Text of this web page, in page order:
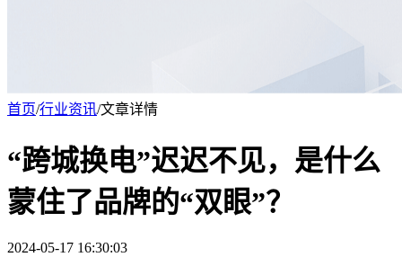
首页/行业资讯/文章详情
“跨城换电”迟迟不见，是什么
蒙住了品牌的“双眼”？
2024-05-17 16:30:03